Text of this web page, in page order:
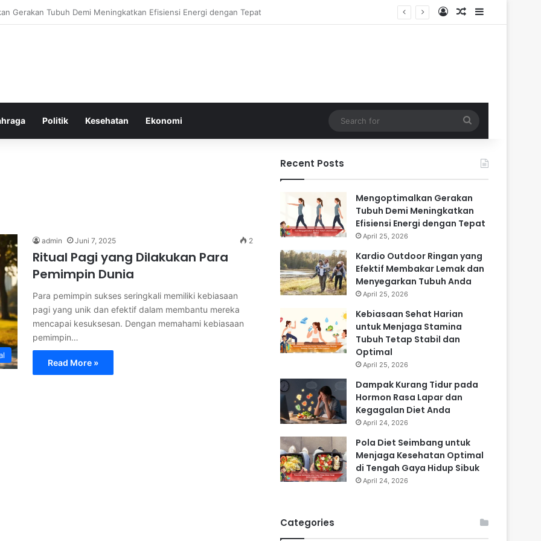
Ringan yang Efektif Membakar Lemak dan Menyegarkan Tubuh Anda Log InRandom Article
Sidebar
Politik Kesehatan Ekonomi
for
admin Juni 7, 2025 2
Ritual Pagi yang Dilakukan Para
Pemimpin Dunia
Para pemimpin sukses seringkali memiliki kebiasaan
pagi yang unik dan efektif dalam membantu mereka
mencapai kesuksesan. Dengan memahami kebiasaan
pemimpin…
Read More »
Recent Posts
Mengoptimalkan Gerakan
Tubuh Demi Meningkatkan
Efisiensi Energi dengan Tepat
April 25, 2026
Kardio Outdoor Ringan yang
Efektif Membakar Lemak dan
Menyegarkan Tubuh Anda
April 25, 2026
Kebiasaan Sehat Harian
untuk Menjaga Stamina
Tubuh Tetap Stabil dan
Optimal
April 25, 2026
Dampak Kurang Tidur pada
Hormon Rasa Lapar dan
Kegagalan Diet Anda
April 24, 2026
Pola Diet Seimbang untuk
Menjaga Kesehatan Optimal
di Tengah Gaya Hidup Sibuk
April 24, 2026
Categories